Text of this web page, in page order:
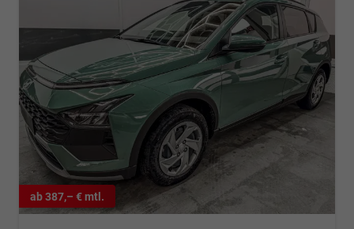
ab 387,– € mtl.